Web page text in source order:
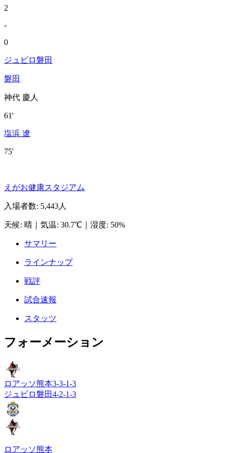
2
-
0
ジュビロ磐田
磐田
神代 慶人
61'
塩浜 遼
75'
えがお健康スタジアム
入場者数: 5,443人
天候: 晴 気温: 30.7℃ 湿度: 50%
サマリー
ラインナップ
戦評
試合速報
スタッツ
フォーメーション
ロアッソ熊本3-3-1-3
ジュビロ磐田4-2-1-3
ロアッソ熊本